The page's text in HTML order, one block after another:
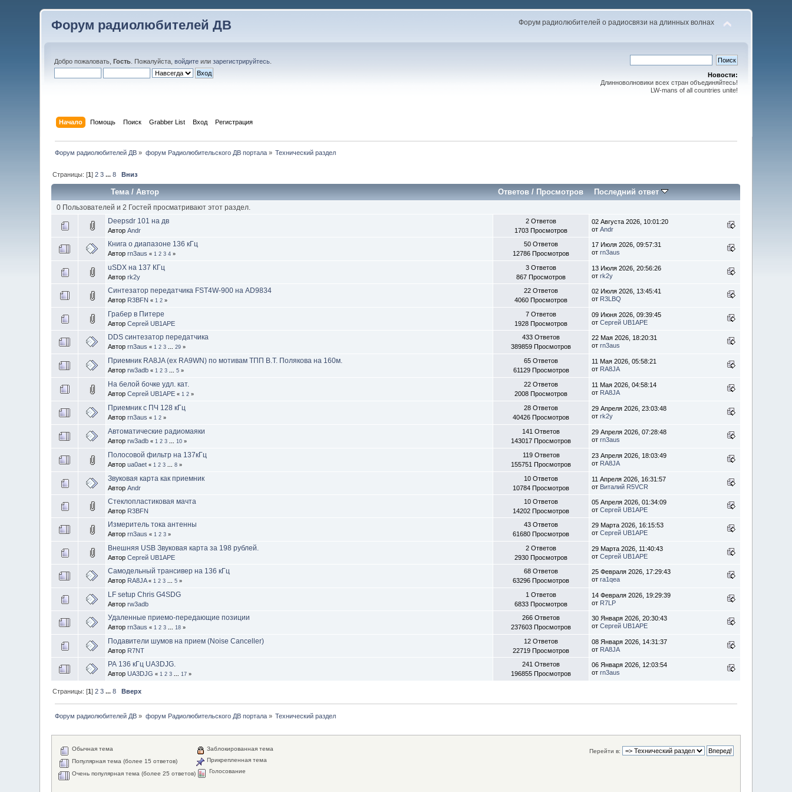
Форум радиолюбителей ДВ Форум радиолюбителей о радиосвязи на длинных волнах
Добро пожаловать,Гость . Пожалуйста,войдите илизарегистрируйтесь
Новости:
Длинноволновики всех стран объединяйтесь!
LW-mans of all countries unite!
Начало Помощь Поиск Grabber List Вход Регистрация
Форум радиолюбителей ДВ » форум Радиолюбительского ДВ портала» Технический раздел
Страницы: [1]2 3 ...8 Вниз
Тема/Автор Ответов /Просмотров Последний ответ
0 Пользователей и 2 Гостей просматривают этот раздел.
Deepsdr 101 на дв
АвторAndr
2 Ответов
1703 Просмотров
02 Августа 2026, 10:01:20
отAndr
Книга о диапазоне 136 кГц
Авторrn3aus « 1 2 3 4 »
50 Ответов
12786 Просмотров
17 Июля 2026, 09:57:31
отrn3aus
uSDX на 137 КГц
Авторrk2y
3 Ответов
867 Просмотров
13 Июля 2026, 20:56:26
отrk2y
Синтезатор передатчика FST4W-900 на AD9834
Автор R3BFN « 1 2 »
22 Ответов
4060 Просмотров
02 Июля 2026, 13:45:41
от R3LBQ
Грабер в Питере
АвторСергей UB1APE
7 Ответов
1928 Просмотров
09 Июня 2026, 09:39:45
отСергей UB1APE
DDS синтезатор передатчика
Авторrn3aus « 1 2 3 ...29 »
433 Ответов
389859 Просмотров
22 Мая 2026, 18:20:31
отrn3aus
Приемник RA8JA (ex RA9WN) по мотивам ТПП В.Т. Полякова на 160м.
Авторrw3adb « 1 2 3 ...5 »
65 Ответов
61129 Просмотров
11 Мая 2026, 05:58:21
от RA8JA
На белой бочке удл. кат.
АвторСергей UB1APE « 1 2 »
22 Ответов
2008 Просмотров
11 Мая 2026, 04:58:14
от RA8JA
Приемник с ПЧ 128 кГц
Авторrn3aus « 1 2 »
28 Ответов
40426 Просмотров
29 Апреля 2026, 23:03:48
отrk2y
Автоматические радиомаяки
Авторrw3adb « 1 2 3 10 »
141 Ответов
143017 Просмотров
29 Апреля 2026, 07:28:48
отrn3aus
Полосовой фильтр на 137кГц
Авторua0aet « 1 2 3 ...8 »
119 Ответов
155751 Просмотров
23 Апреля 2026, 18:03:49
от RA8JA
Звуковая карта как приемник
АвторAndr
10 Ответов
10784 Просмотров
11 Апреля 2026, 16:31:57
от Виталий R5VCR
Стеклопластиковая мачта
Автор R3BFN
10 Ответов
14202 Просмотров
05 Апреля 2026, 01:34:09
отСергей UB1APE
Измеритель тока антенны
Авторrn3aus « 1 2 3 »
43 Ответов
61680 Просмотров
29 Марта 2026, 16:15:53
отСергей UB1APE
Внешняя USB Звуковая карта за 198 рублей.
АвторСергей UB1APE
2 Ответов
2930 Просмотров
29 Марта 2026, 11:40:43
отСергей UB1APE
Самодельный трансивер на 136 кГц
Автор RA8JA « 1 2 3 ...5 »
68 Ответов
63296 Просмотров
25 Февраля 2026, 17:29:43
отra1qea
LF setup Chris G4SDG
Авторrw3adb
1 Ответов
6833 Просмотров
14 Февраля 2026, 19:29:39
от R7LP
Удаленные приемо-передающие позиции
Авторrn3aus « 1 2 3 18 »
266 Ответов
237603 Просмотров
30 Января 2026, 20:30:43
отСергей UB1APE
Подавители шумов на прием (Noise Canceller)
Автор R7NT
12 Ответов
22719 Просмотров
08 Января 2026, 14:31:37
от RA8JA
РА 136 кГц UA3DJG.
АвторUA3DJG « 1 2 3 17 »
241 Ответов
196855 Просмотров
06 Января 2026, 12:03:54
отrn3aus
Страницы: [1]2 3 ...8 Вверх
Форум радиолюбителей ДВ » форум Радиолюбительского ДВ портала» Технический раздел
Перейти в:
Обычная тема
Популярная тема (более 15 ответов)
Очень популярная тема (более 25 ответов)
Заблокированная тема
Прикрепленная тема
Голосование